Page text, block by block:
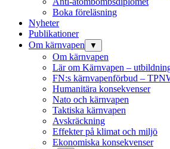
Boka föreläsning
Nyheter
Publikationer
Om kärnvapen
▼
Om kärnvapen
Lär om Kärnvapen –
FN:s kärnvapenförbud –
Humanitära konsekvenser
Nato och kärnvapen
Taktiska kärnvapen
Avskräckning
Effekter på klimat och miljö
Ekonomiska konsekvenser